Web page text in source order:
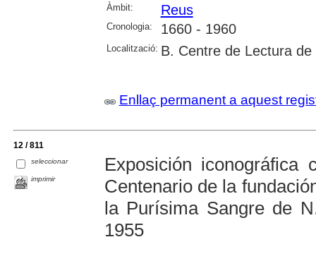
Àmbit: Reus
Cronologia: 1660 - 1960
Localització: B. Centre de Lectura de
Enllaç permanent a aquest
12 / 811
seleccionar
imprimir
Exposición iconográfica
Centenario de la
la Purísima Sangre de
1955